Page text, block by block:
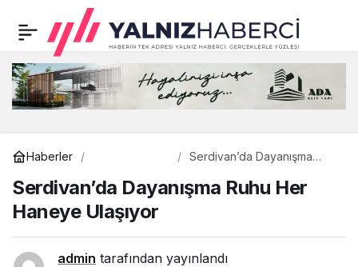
Haberler
Serdivan’da Dayanışma
Serdivan’da Dayanışma Ruhu Her
Haneye Ulaşıyor
admin tarafından yayınlandı
Serdivan’da Dayanışma
Ruhu Her Haneye
Ulaşıyor